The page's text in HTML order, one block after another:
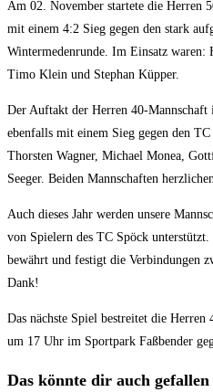
Am 02. November startete die Herren
mit einem 4:2 Sieg gegen den stark
Wintermedenrunde. Im Einsatz waren:
Timo Klein und Stephan Küpper.
Der Auftakt der Herren 40-Mannschaft
ebenfalls mit einem Sieg gegen den
Thorsten Wagner, Michael Monea,
Seeger. Beiden Mannschaften
Auch dieses Jahr werden unsere
von Spielern des TC Spöck
bewährt und festigt die Verbindungen
Dank!
Das nächste Spiel bestreitet die
um 17 Uhr im Sportpark Faßbender
Das könnte dir auch gefallen